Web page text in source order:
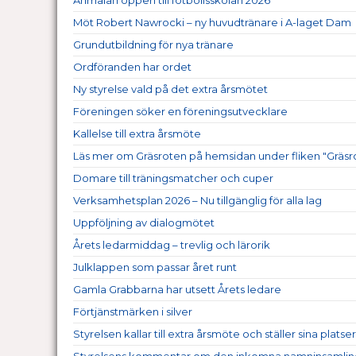
Möt Robert Nawrocki – ny huvudtränare i A-laget Dam
Grundutbildning för nya tränare
Ordföranden har ordet
Ny styrelse vald på det extra årsmötet
Föreningen söker en föreningsutvecklare
Kallelse till extra årsmöte
Läs mer om Gräsroten på hemsidan under fliken
Domare till träningsmatcher och cuper
Verksamhetsplan 2026 – Nu tillgänglig för alla lag
Uppföljning av dialogmötet
Årets ledarmiddag – trevlig och lärorik
Julklappen som passar året runt
Gamla Grabbarna har utsett Årets ledare
Förtjänstmärken i silver
Styrelsen kallar till extra årsmöte och ställer sina